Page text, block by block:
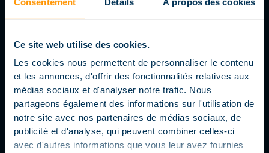
Ce site web utilise des cookies.
Les cookies nous permettent de personnaliser le contenu
et les annonces, d'offrir des fonctionnalités relatives aux
médias sociaux et d'analyser notre trafic. Nous
partageons également des informations sur l'utilisation de
notre site avec nos partenaires de médias sociaux, de
publicité et d'analyse, qui peuvent combiner celles-ci
avec d'autres informations que vous leur avez fournies